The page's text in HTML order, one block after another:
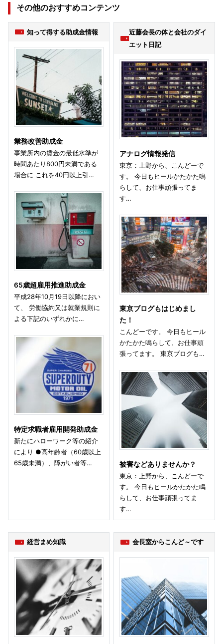
その他のおすすめコンテンツ
知って得する助成金情報
業務改善助成金
事業所内の賃金の最低水準が
時間あたり800円未満である
場合に これを40円以上引…
65歳超雇用推進助成金
平成28年10月19日以降におい
て、 労働協約又は就業規則に
よる下記のいずれかに…
特定求職者雇用開発助成金
新たにハローワーク等の紹介
により ●高年齢者（60歳以上
65歳未満）、障がい者等…
近藤会長の体と会社のダイ
エット日記
アナログ情報発信
東京：上野から、こんどーで
す。 今日もヒールかたかた鳴
らして、お仕事頑張ってま
す…
東京ブログもはじめまし
た！
こんどーです。 今日もヒール
かたかた鳴らして、お仕事頑
張ってます。 東京ブログも…
被害などありませんか？
東京：上野から、こんどーで
す。 今日もヒールかたかた鳴
らして、お仕事頑張ってま
す…
経営まめ知識 会長室からこんど～です